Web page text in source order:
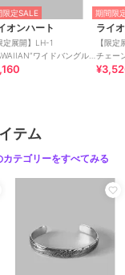
めご了承くださ
ある様に」という想
チャード1世”The
い忠誠心をささげら
限定SALE
オンハート
定展開】LH-1
ワイドバングル/
ジカルステンレス 金属ア
期間限
ライ
【限
チェー
ー/Mサ
テム
カテゴリーをすべてみる